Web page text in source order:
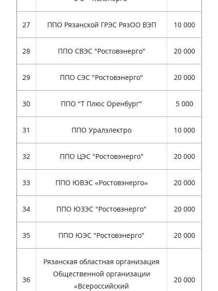
27 ППО Рязанской ГРЭС РязОО ВЭП 10 000
28 ППО СВЭС "Ростовэнерго" 20 000
29 ППО СЭС "Ростовэнерго" 20 000
30 ППО "Т Плюс Оренбург" 5 000
31 ППО Уралэлектро 10 000
32 ППО ЦЭС "Ростовэнерго" 20 000
33 ППО ЮВЭС «Ростовэнерго» 20 000
34 ППО ЮЗЭС "Ростовэнерго" 20 000
35 ППО ЮЭС "Ростовэнерго" 20 000
36
Рязанская областная организация
Общественной организации
«Всероссийский
20 000